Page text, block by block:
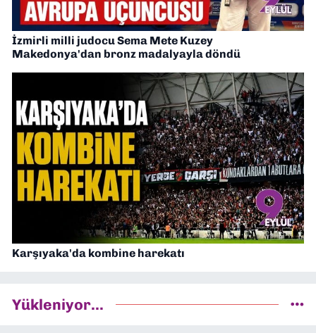
İzmirli milli judocu Sema Mete Kuzey
Makedonya'dan bronz madalyayla döndü
Karşıyaka'da kombine harekatı
Yükleniyor...